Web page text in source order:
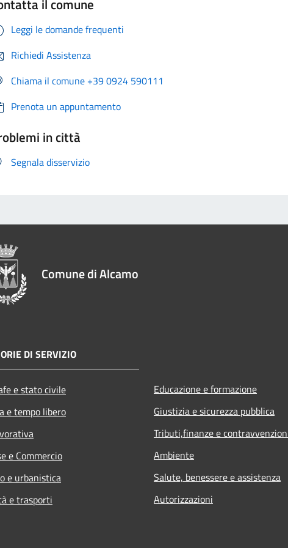
il comune
Leggi le domande frequenti
Richiedi Assistenza
Chiama il comune +39 0924 590111
Prenota un appuntamento
in città
Segnala disservizio
Comune di Alcamo
DI SERVIZIO
e stato civile
e tempo libero
e Commercio
e urbanistica
e trasporti
Educazione e formazione
Giustizia e sicurezza pubblica
Tributi,finanze e
Ambiente
Salute, benessere e assistenza
Autorizzazioni